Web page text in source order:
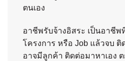
ตนเอง
อาชีพรับจ้างอิสระ เป็นอาชีพ
โครงการ หรือ Job แล้วจบ ติ
อาจมีลูกค้า ติดต่อมาหาเอง ต